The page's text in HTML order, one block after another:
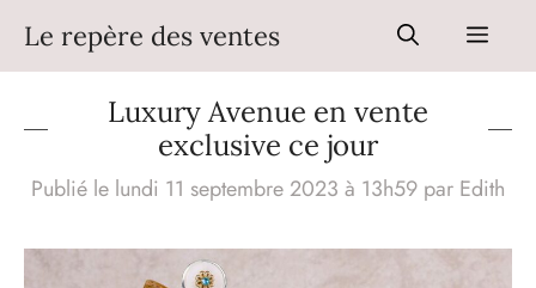
contenu
Le repère des ventes Menu
Luxury Avenue en vente
exclusive ce jour
Publié le lundi 11 septembre 2023 à 13h59 par Edith